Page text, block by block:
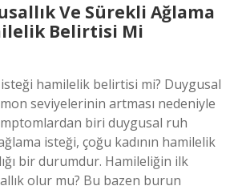
Ve Sürekli Ağlama
Belirtisi Mi
hamilelik belirtisi mi? Duygusal
seviyelerinin artması nedeniyle
biri duygusal ruh
isteği, çoğu kadının hamilelik
bir durumdur. Hamileliğin ilk
olur mu? Bu bazen burun